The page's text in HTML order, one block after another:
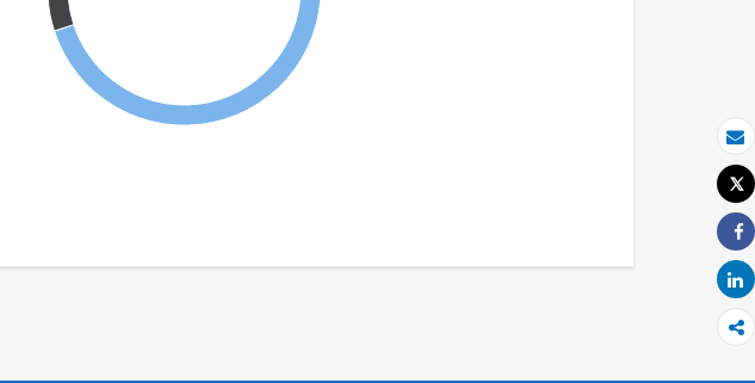
بريد الكتروني
طباعة
Tweet
Share
Share